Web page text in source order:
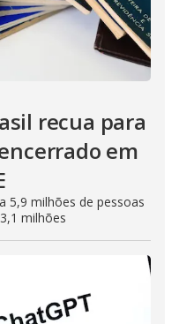
recua para
em
5,9 milhões de pessoas
milhões